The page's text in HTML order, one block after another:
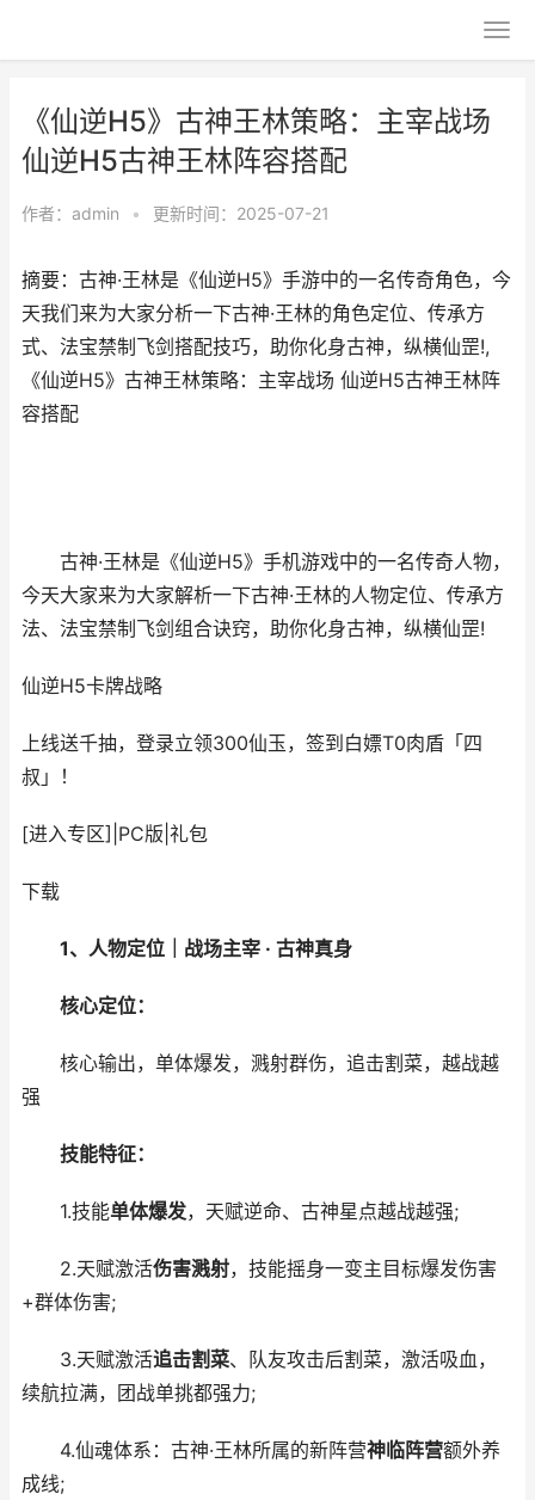
《仙逆H5》古神王林策略：主宰战场
仙逆H5古神王林阵容搭配
作者： admin • 更新时间：2025-07-21
摘要：古神·王林是《仙逆H5》手游中的一名传奇角色，今
天我们来为大家分析一下古神·王林的角色定位、传承方
式、法宝禁制飞剑搭配技巧，助你化身古神，纵横仙罡!,
《仙逆H5》古神王林策略：主宰战场 仙逆H5古神王林阵
容搭配
古神·王林是《仙逆H5》手机游戏中的一名传奇人物，
今天大家来为大家解析一下古神·王林的人物定位、传承方
法、法宝禁制飞剑组合诀窍，助你化身古神，纵横仙罡!
仙逆H5卡牌战略
上线送千抽，登录立领300仙玉，签到白嫖T0肉盾「四
叔」！
[进入专区] PC版 礼包
下载
1、人物定位｜战场主宰 · 古神真身
核心定位：
核心输出，单体爆发，溅射群伤，追击割菜，越战越
强
技能特征：
1.技能单体爆发，天赋逆命、古神星点越战越强;
2.天赋激活伤害溅射，技能摇身一变主目标爆发伤害
+群体伤害;
3.天赋激活追击割菜、队友攻击后割菜，激活吸血，
续航拉满，团战单挑都强力;
4.仙魂体系：古神·王林所属的新阵营神临阵营额外养
成线;